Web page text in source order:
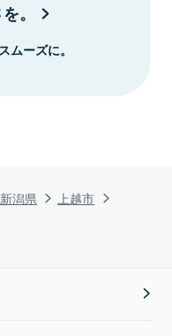
新潟県
上越市
。
ムーズに。